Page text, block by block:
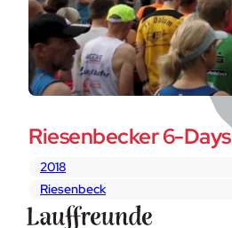
Riesenbecker 6-Days
2018
Riesenbeck